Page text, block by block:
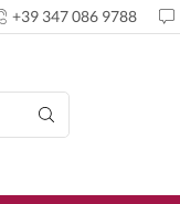
+39 347 086 9788